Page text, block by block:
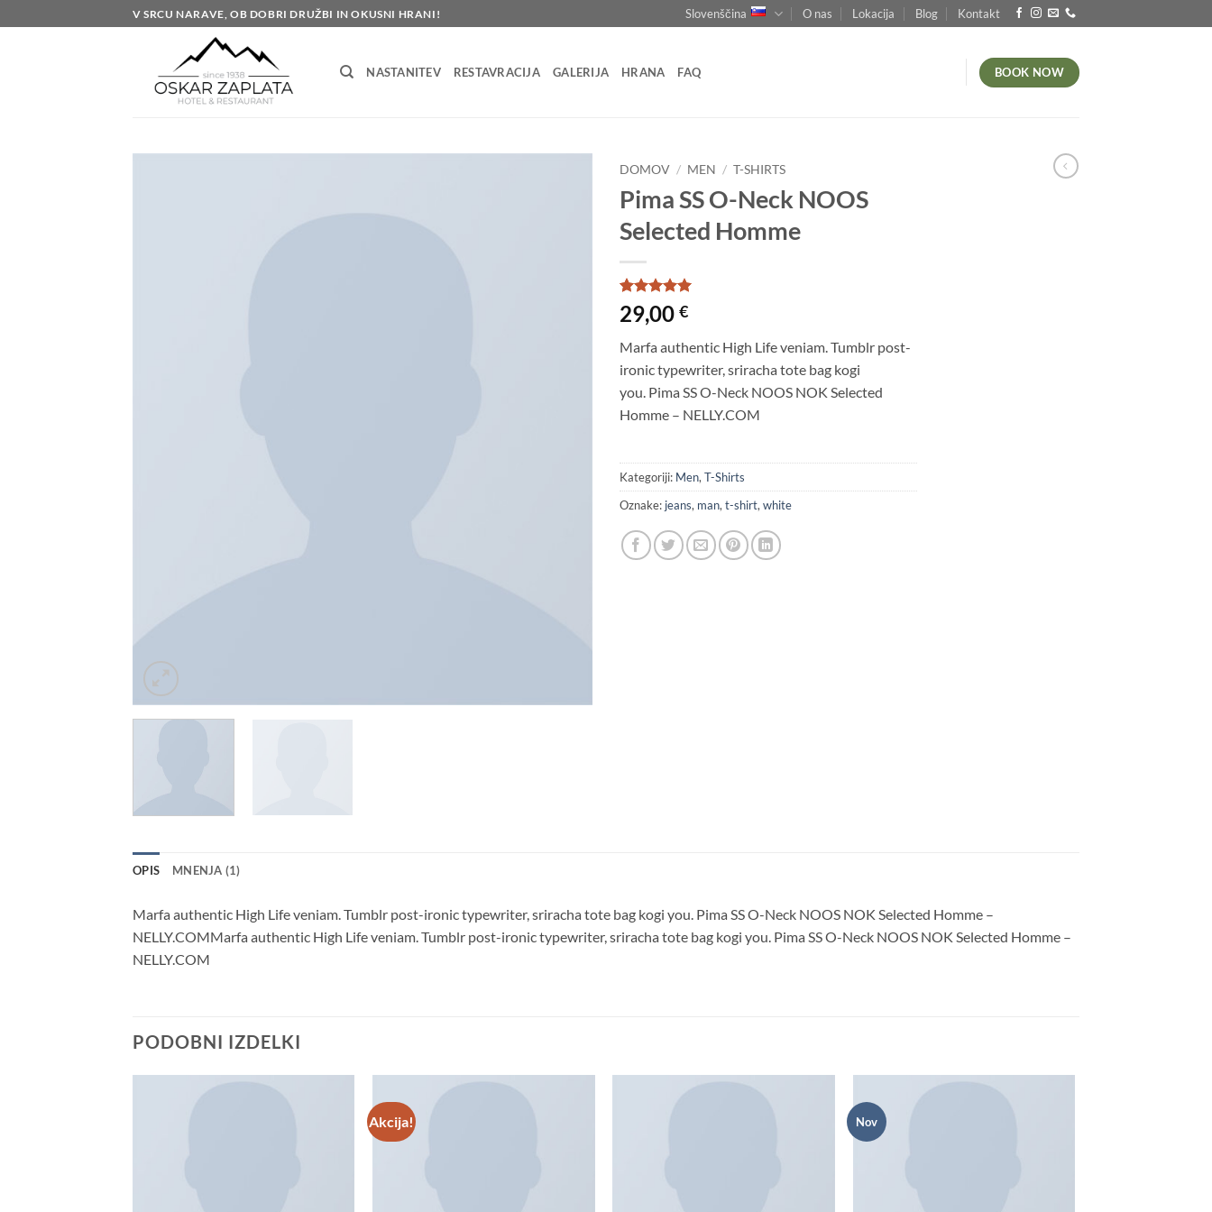
na
V SRCU NARAVE, OB DOBRI DRUŽBI IN OKUSNI HRANI! Slovenščina O nas Lokacija Blog Kontakt
NASTANITEV RESTAVRACIJA GALERIJA HRANA FAQ BOOK NOW
DOMOV / MEN / T-SHIRTS
Pima SS O-Neck NOOS
Selected Homme
Ocenjeno z
5od 5 na
ocene
1
stranke
29,00 €
Marfa authentic High Life veniam. Tumblr post-
ironic typewriter, sriracha tote bag kogi
you. Pima SS O-Neck NOOS NOK Selected
Homme – NELLY.COM
Kategoriji: Men,T-Shirts
Oznake: jeans, man,t-shirt,white
OPIS MNENJA (1)
Marfa authentic High Life veniam. Tumblr post-ironic typewriter, sriracha tote bag kogi you. Pima SS O-Neck NOOS NOK Selected Homme –
NELLY.COMMarfa authentic High Life veniam. Tumblr post-ironic typewriter, sriracha tote bag kogi you. Pima SS O-Neck NOOS NOK Selected Homme –
NELLY.COM
PODOBNI IZDELKI
Akcija! Nov